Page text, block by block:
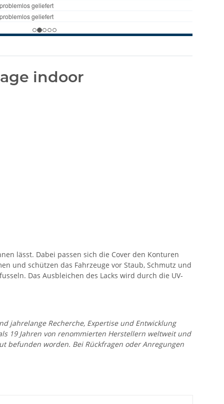
indoor
lässt. Dabei passen sich die Cover den Konturen
und schützen das Fahrzeuge vor Staub, Schmutz und
Das Ausbleichen des Lacks wird durch die UV-
jahrelange Recherche, Expertise und Entwicklung
19 Jahren von renommierten Herstellern weltweit und
befunden worden. Bei Rückfragen oder Anregungen